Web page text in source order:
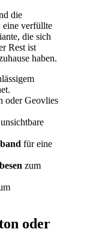
die
eine verfüllte
die sich
Rest ist
haben.
oder Geovlies
für eine
zum
oder